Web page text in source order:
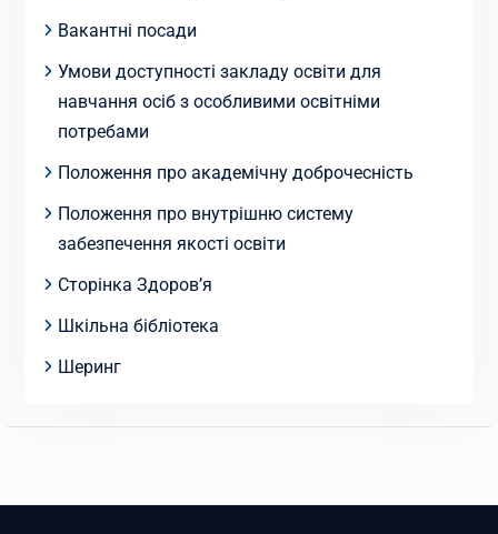
Вакантні посади
Умови доступності закладу освіти для
навчання осіб з особливими освітніми
потребами
Положення про академічну доброчесність
Положення про внутрішню систему
забезпечення якості освіти
Сторінка Здоров’я
Шкільна бібліотека
Шеринг